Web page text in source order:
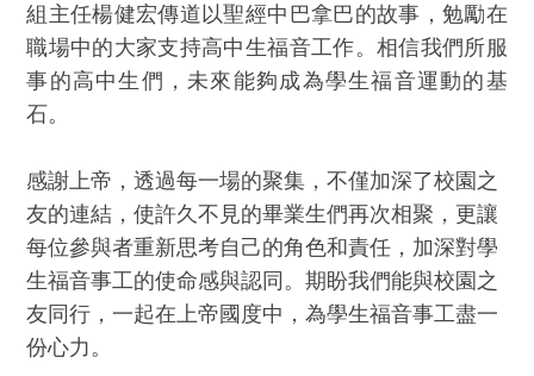
組主任楊健宏傳道以聖經中巴拿巴的故事，勉勵在
職場中的大家支持高中生福音工作。相信我們所服
事的高中生們，未來能夠成為學生福音運動的基
石。
感謝上帝，透過每一場的聚集，不僅加深了校園之
友的連結，使許久不見的畢業生們再次相聚，更讓
每位參與者重新思考自己的角色和責任，加深對學
生福音事工的使命感與認同。期盼我們能與校園之
友同行，一起在上帝國度中，為學生福音事工盡一
份心力。